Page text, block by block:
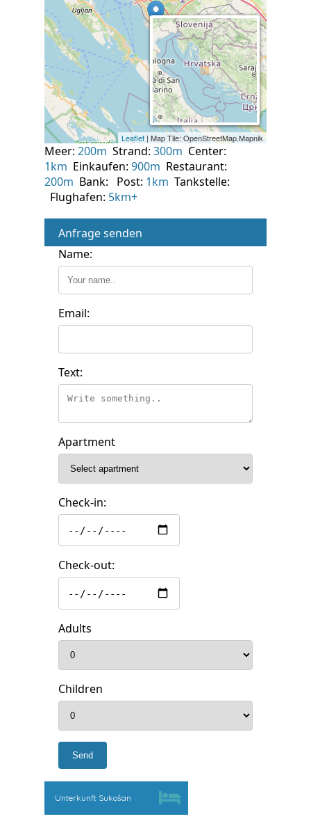
Meer: 200m Strand: 300m Center:
1km Einkaufen: 900m Restaurant:
200m Bank: Post: 1km Tankstelle:
Flughafen: 5km+
Anfrage senden
Name:
Email:
Text:
Apartment
Check-in:
Check-out:
Adults
Children
Unterkunft Sukošan